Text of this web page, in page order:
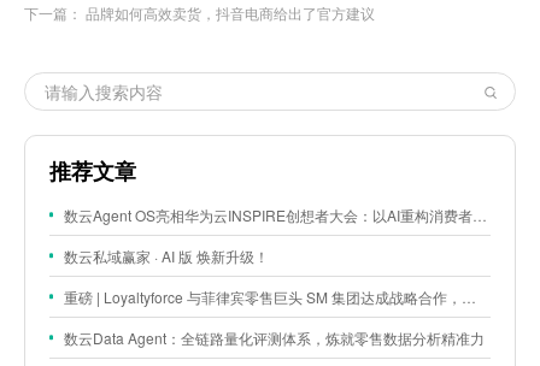
下一篇： 品牌如何高效卖货，抖音电商给出了官方建议
推荐文章
数云Agent OS亮相华为云INSPIRE创想者大会：以AI重构消费者运营与零售营销新范式
数云私域赢家 · AI 版 焕新升级！
重磅 | Loyaltyforce 与菲律宾零售巨头 SM 集团达成战略合作，携手开启 SMAC 会员数智化运营新征程
数云Data Agent：全链路量化评测体系，炼就零售数据分析精准力